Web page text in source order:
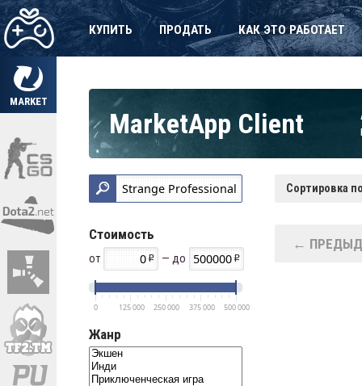
MARKET
КУПИТЬ ПРОДАТЬ КАК ЭТО РАБОТАЕТ
MarketApp Client
Стоимость
от — до
0 125 000 250 000 375 000 500 000
Жанр
Сортировка
←